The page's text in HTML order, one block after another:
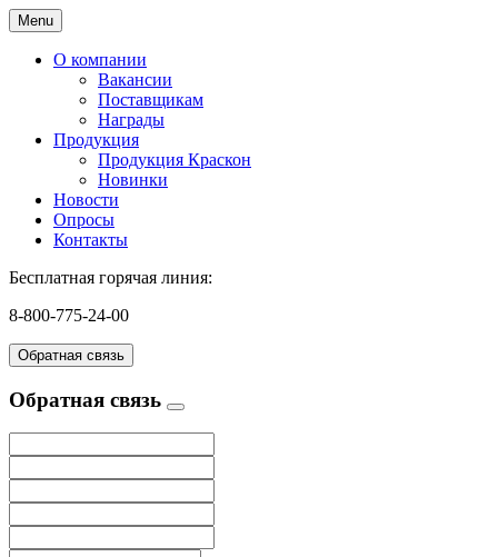
Menu
О компании
Вакансии
Поставщикам
Награды
Продукция
Продукция Краскон
Новинки
Новости
Опросы
Контакты
Бесплатная горячая линия:
8-800-775-24-00
Обратная связь
Обратная связь